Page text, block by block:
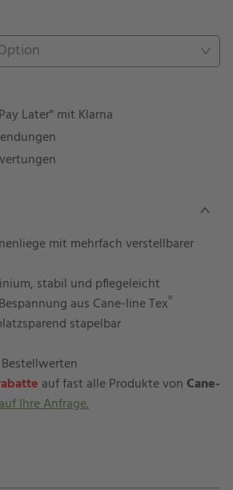
Later" mit Klarna
mit mehrfach verstellbarer
stabil und pflegeleicht
aus Cane-line Tex®
stapelbar
auf fast alle Produkte von Cane-
Ihre Anfrage.